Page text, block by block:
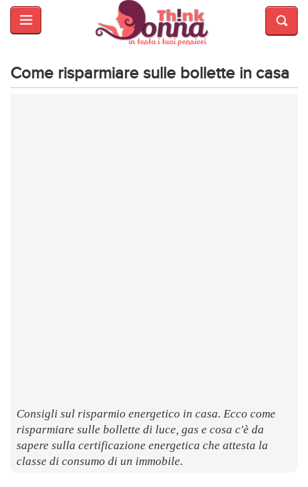
HOME
E
BELLEZZA
Come risparmiare sulle bollette in casa
Consigli sul risparmio energetico in casa. Ecco come
risparmiare sulle bollette di luce, gas e cosa c'è da
sapere sulla certificazione energetica che attesta la
classe di consumo di un immobile.